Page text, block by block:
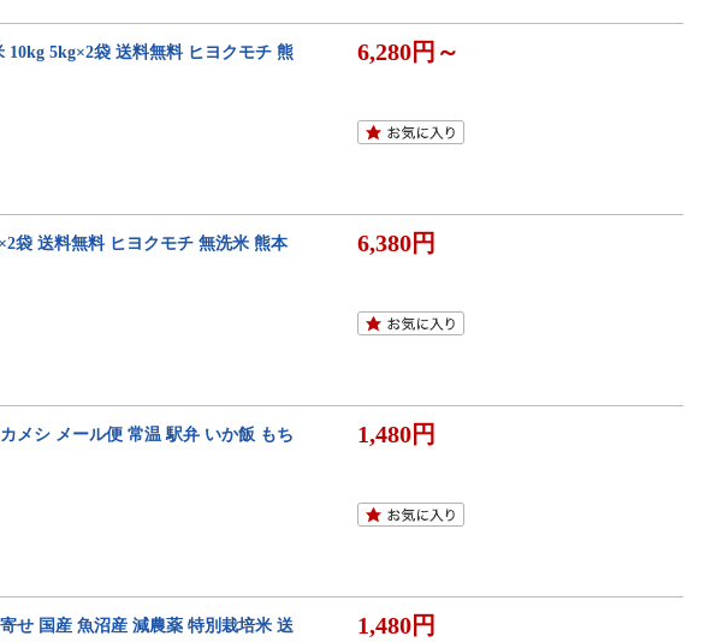
10kg 5kg×2袋 送料無料 ヒヨクモチ 熊
6,280円～
袋 送料無料 ヒヨクモチ 無洗米 熊本
6,380円
メシ メール便 常温 駅弁 いか飯 もち
1,480円
せ 国産 魚沼産 減農薬 特別栽培米 送
1,480円